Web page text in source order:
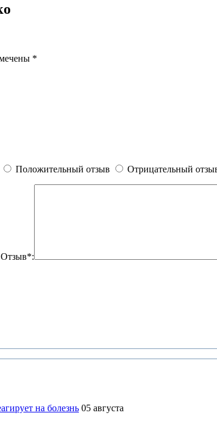
*
Положительный отзыв Отрицательный
Отзыв*:
на болезнь 05 августа